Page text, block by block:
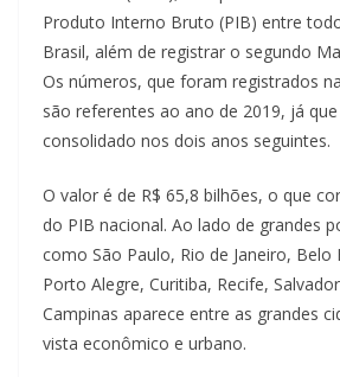
Produto Interno Bruto (PIB) entre
Brasil, além de registrar o segundo
Os números, que foram registrados
são referentes ao ano de 2019, já
consolidado nos dois anos seguintes.
O valor é de R$ 65,8 bilhões, o que
do PIB nacional. Ao lado de grandes
como São Paulo, Rio de Janeiro, Belo
Porto Alegre, Curitiba, Recife,
Campinas aparece entre as grandes
vista econômico e urbano.